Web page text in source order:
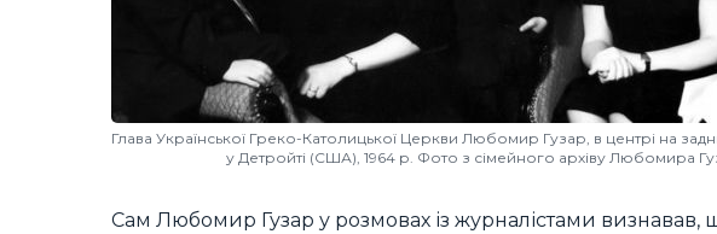
Глава Української Греко-Католицької Церкви Любомир Гузар, в центрі на
у Детройті (США), 1964 р. Фото з сімейного архіву Любомира
Сам Любомир Гузар у розмовах із журналістами визнавав,